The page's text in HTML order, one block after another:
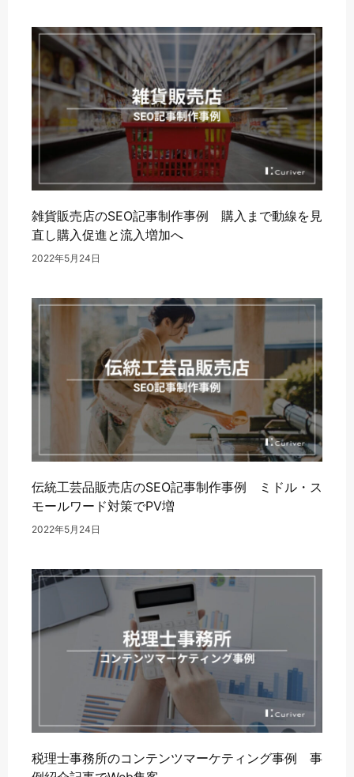
雑貨販売店のSEO記事制作事例 購入まで動線を見
直し購入促進と流入増加へ
2022年5月24日
伝統工芸品販売店のSEO記事制作事例 ミドル・ス
モールワード対策でPV増
2022年5月24日
税理士事務所のコンテンツマーケティング事例 事